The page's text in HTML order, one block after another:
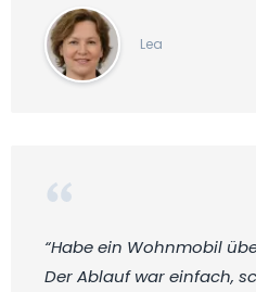
Lea
“Habe ein Wohnmobil
Der Ablauf war einfach,